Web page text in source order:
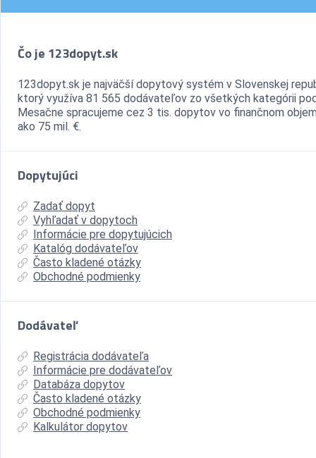
Čo je 123dopyt.sk
123dopyt.sk je najväčší dopytový systém v Slovenskej
ktorý využíva 81 565 dodávateľov zo všetkých kategórii
Mesačne spracujeme cez 3 tis. dopytov vo finančnom
ako 75 mil. €.
Dopytujúci
Zadať dopyt
Vyhľadať v dopytoch
Informácie pre dopytujúcich
Katalóg dodávateľov
Často kladené otázky
Obchodné podmienky
Dodávateľ
Registrácia dodávateľa
Informácie pre dodávateľov
Databáza dopytov
Často kladené otázky
Obchodné podmienky
Kalkulátor dopytov